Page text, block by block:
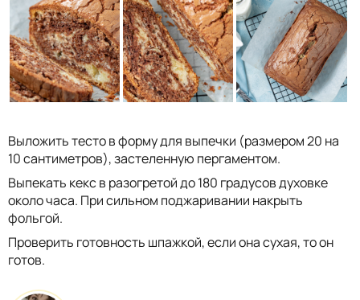
Выложить тесто в форму для выпечки (размером 20 на
10 сантиметров), застеленную пергаментом.
Выпекать кекс в разогретой до 180 градусов духовке
около часа. При сильном поджаривании накрыть
фольгой.
Проверить готовность шпажкой, если она сухая, то он
готов.